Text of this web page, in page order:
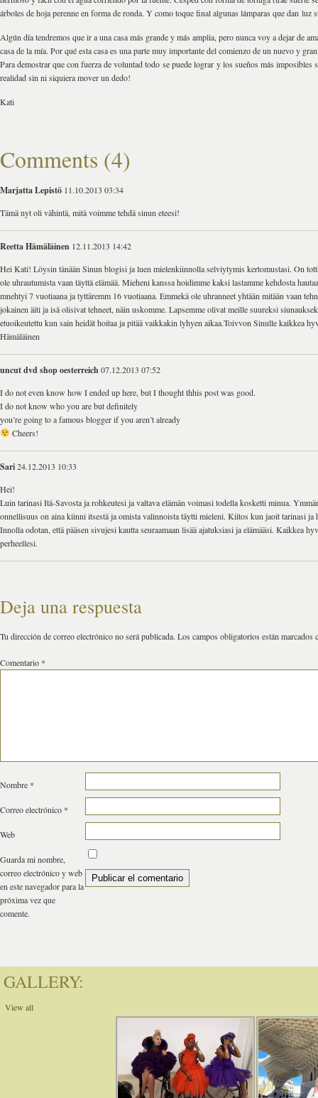
árboles de hoja perenne en forma de ronda. Y como toque final algunas lámparas que dan luz
Algún día tendremos que ir a una casa más grande y más amplia, pero nunca voy a dejar de
casa de la mía. Por qué esta casa es una parte muy importante del comienzo de un nuevo y
Para demostrar que con fuerza de voluntad todo se puede lograr y los sueños más imposibles
realidad sin ni siquiera mover un dedo!
Kati
Comments (4)
Marjatta Lepistö 11.10.2013 03:34
Tämä nyt oli vähintä, mitä voimme tehdä sinun eteesi!
Reetta Hämäläinen 12.11.2013 14:42
Hei Kati! Löysin tänään Sinun blogisi ja luen mielenkiinnolla selviytymis kertomustasi. On
ole uhrautumista vaan täyttä elämää. Mieheni kanssa hoidimme kaksi lastamme kehdosta
mnehtyi 7 vuotiaana ja tyttäremm 16 vuotiaana. Emmekä ole uhranneet yhtään mitään vaan
jokainen äiti ja isä olisivat tehneet, näin uskomme. Lapsemme olivat meille suureksi
etuoikeutettu kun sain heidät hoitaa ja pitää vaikkakin lyhyen aikaa.Toivvon Sinulle kaikkea
Hämäläinen
uncut dvd shop oesterreich07.12.2013 07:52
I do not even know how I ended up here, but I thought thhis post was good.
I do not know who you are but definitely
you’re going to a famous blogger if you aren’t already
Cheers!
Sari24.12.2013 10:33
Hei!
Luin tarinasi Itä-Savosta ja rohkeutesi ja valtava elämän voimasi todella kosketti minua.
onnellisuus on aina kiinni itsestä ja omista valinnoista täytti mieleni. Kiitos kun jaoit tarinasi ja
Innolla odotan, että pääsen sivujesi kautta seuraamaan lisää ajatuksiasi ja elämääsi. Kaikkea
perheellesi.
Deja una respuesta
Tu dirección de correo electrónico no será publicada. Los campos obligatorios están marcados
Comentario *
Nombre *
Correo electrónico *
Web
Guarda mi nombre,
correo electrónico y web
en este navegador para la
próxima vez que
comente.
GALLERY:
View all